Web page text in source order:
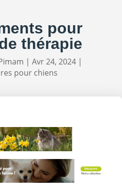
pour
thérapie
| Avr 24, 2024|
pour chiens